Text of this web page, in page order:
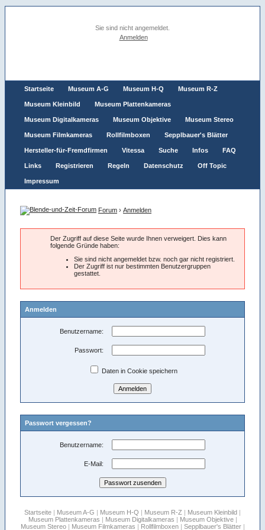
Sie sind nicht angemeldet.
Anmelden
Startseite Museum A-G Museum H-Q Museum R-Z
Museum Kleinbild Museum Plattenkameras
Museum Digitalkameras Museum Objektive Museum Stereo
Museum Filmkameras Rollfilmboxen Sepplbauer's Blätter
Hersteller-für-Fremdfirmen Vitessa Suche Infos FAQ
Links Registrieren Regeln Datenschutz Off Topic
Impressum
Forum › Anmelden
Der Zugriff auf diese Seite wurde Ihnen verweigert. Dies kann
folgende Gründe haben:
Sie sind nicht angemeldet bzw. noch gar nicht registriert.
Der Zugriff ist nur bestimmten Benutzergruppen
gestattet.
Anmelden
Benutzername:
Passwort:
Daten in Cookie speichern
Passwort vergessen?
Benutzername:
E-Mail:
Startseite Museum A-G Museum H-Q Museum R-Z Museum Kleinbild
Museum Plattenkameras
Museum Digitalkameras Museum Objektive|
Museum Stereo| Museum Filmkameras Rollfilmboxen| Sepplbauer's Blätter|